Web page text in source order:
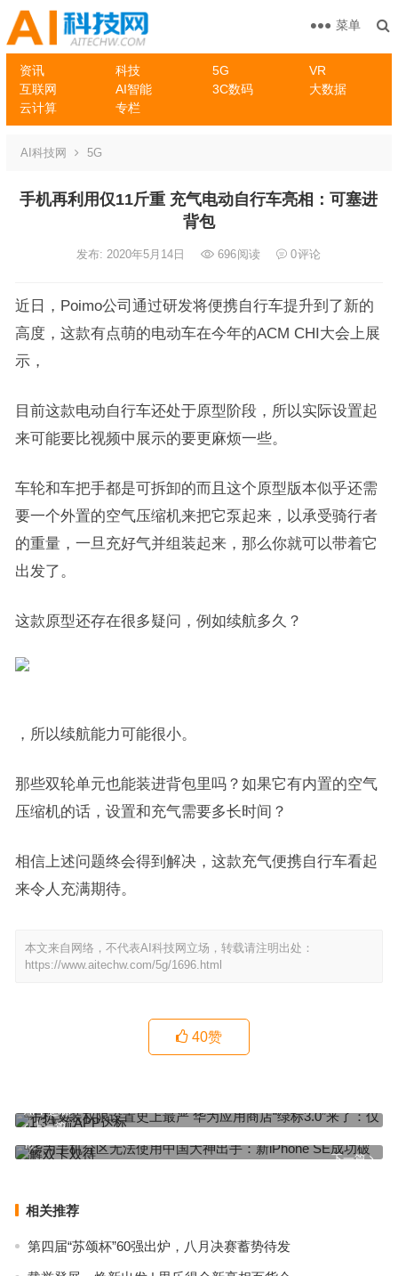
资讯 科技 5G
VR
互联网
AI智能 3C数码
大数据
云计算
专栏
菜单
AI科技网 5G
手机再利用仅11斤重 充气电动自行车亮相：可塞进
背包
发布: 2020年5月14日 696阅读 0评论
近日，Poimo公司通过研发将便携自行车提升到了新的
高度，这款有点萌的电动车在今年的ACM CHI大会上展
示，
目前这款电动自行车还处于原型阶段，所以实际设置起
来可能要比视频中展示的要更麻烦一些。
车轮和车把手都是可拆卸的而且这个原型版本似乎还需
要一个外置的空气压缩机来把它泵起来，以承受骑行者
的重量，一旦充好气并组装起来，那么你就可以带着它
出发了。
这款原型还存在很多疑问，例如续航多久？
，所以续航能力可能很小。
那些双轮单元也能装进背包里吗？如果它有内置的空气
压缩机的话，设置和充气需要多长时间？
相信上述问题终会得到解决，这款充气便携自行车看起
来令人充满期待。
本文来自网络，不代表AI科技网立场，转载请注明出处：
https://www.aitechw.com/5g/1696.html
40赞
上一篇
APP达标
下一篇
华为手机分区无法使用中国大神出手：新iPhone SE成功破解双卡双
待
相关推荐
第四届“苏颂杯”60强出炉，八月决赛蓄势待发